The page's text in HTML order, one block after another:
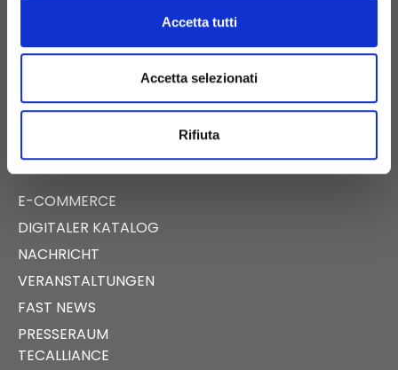
Accetta tutti
Accetta selezionati
Rifiuta
BIRTH@BIRTH.IT
SS APPIA KM 192.500 – 81052
E-COMMERCE
DIGITALER KATALOG
NACHRICHT
VERANSTALTUNGEN
FAST NEWS
PRESSERAUM
TECALLIANCE